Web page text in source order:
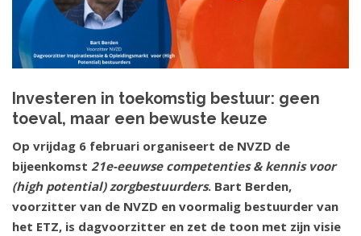
Investeren in toekomstig bestuur: geen
toeval, maar een bewuste keuze
Op vrijdag 6 februari organiseert de NVZD de
bijeenkomst 21e-eeuwse competenties & kennis voor
(high potential) zorgbestuurders. Bart Berden,
voorzitter van de NVZD en voormalig bestuurder van
het ETZ, is dagvoorzitter en zet de toon met zijn visie